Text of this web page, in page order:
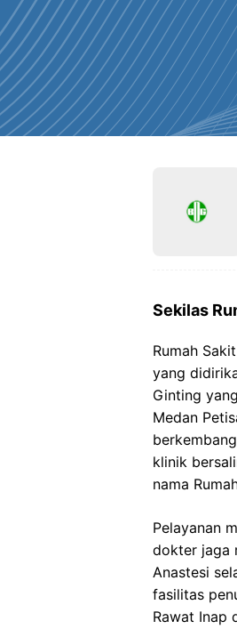
Sekilas
Rumah
yang
Ginting
Medan
klinik
nama
Pelayanan
dokter jaga
Anastesi
fasilitas
Rawat Inap